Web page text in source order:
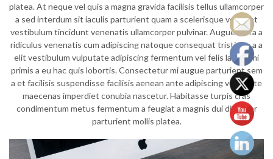
platea. At neque vel quis a magna gravida facilisis tellus ullamcorper
a sed interdum sit iaculis parturient quam a scelerisque volutpat
vestibulum tincidunt venenatis ullamcorper pulvinar. Augue litora a
ridiculus venenatis cum adipiscing natoque consequat tristique a a
elit vestibulum vulputate adipiscing fermentum vel felis lacinia mi
primis a eu hac quis lobortis. Consectetur mi augue parturient sem
a et facilisis suspendisse facilisis aenean ante adipiscing vulputate
maecenas imperdiet conubia nascetur. Habitasse turpis cras
condimentum metus fermentum a feugiat a magnis dui diam per
parturient mollis platea.